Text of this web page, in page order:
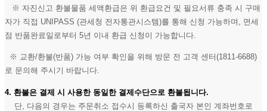
※ 자진신고 환불물품 세액환급은 위 환급요건 및 필요서류 충족 시 구매
자가 직접 UNIPASS (관세청 전자통관시스템)를 통해 신청 가능하며, 면세
점 반품완료일로부터 5년 이내 환급 신청이 가능합니다.
※ 교환/환불(반품) 가능 여부 확인을 위해 방문 전 고객 센터(1811-6688)
로 문의해 주시기 바랍니다.
4. 환불은 결제 시 사용한 동일한 결제수단으로 환불됩니다.
단, 다음의 경우는 주문취소 접수시 등록하신 출국자 본인 계좌번호로